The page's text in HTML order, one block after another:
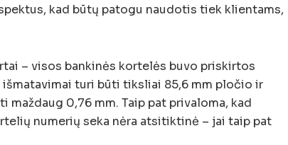
kad būtų patogu naudotis tiek klientams,
– visos bankinės kortelės buvo priskirtos
turi būti tiksliai 85,6 mm pločio ir
maždaug 0,76 mm. Taip pat privaloma, kad
numerių seka nėra atsitiktinė – jai taip pat